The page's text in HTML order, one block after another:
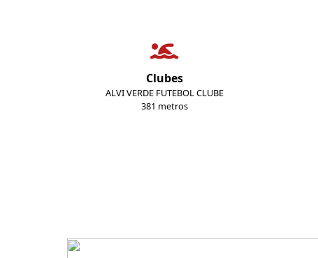
Clubes
ALVI VERDE FUTEBOL CLUBE
381 metros